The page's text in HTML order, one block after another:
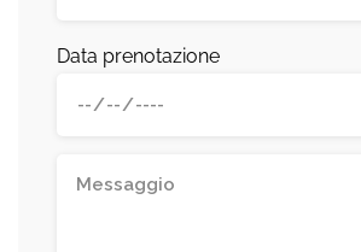
Data prenotazione